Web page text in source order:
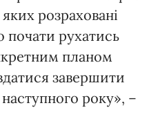
розраховані
почати рухатись
планом
завершити
року», –